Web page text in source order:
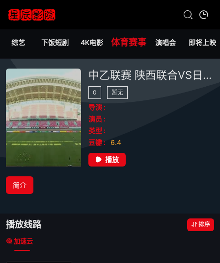
综艺 下饭短剧 4K电影 体育赛事 演唱会 即将上映
中乙联赛 陕西联合VS日照宇启华信 20240721
0 暂无
导演 :
演员 :
类型 :
豆瓣 :
6.4
播放
简介
播放线路 排序
加速云